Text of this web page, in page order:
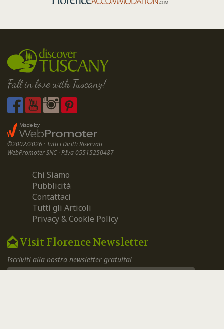
Fall in love with Tuscany!
©2002/2026 · Tutti i Diritti Riservati
WebPromoter SNC · P.Iva 05515250487
Chi Siamo
Pubblicità
Contattaci
Tutti gli Articoli
Privacy & Cookie Policy
Visit Florence Newsletter
Iscriviti alla nostra newsletter gratuita!